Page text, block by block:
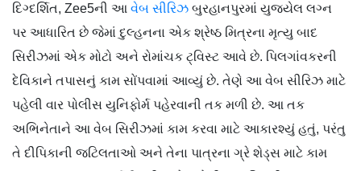
દિગ્દર્શિત, Zee5ની આ વેબ સીરિઝ બુરહાનપુરમાં યુજયેલ લગ્ન
પર આધારિત છે જેમાં દુલ્હનના એક શ્રેષ્ઠ મિત્રના મૃત્યુ બાદ
સિરીઝમાં એક મોટો અને રોમાંચક ટ્વિસ્ટ આવે છે. પિલગાંવકરની
દેવિકાને તપાસનું કામ સોંપવામાં આવ્યું છે. તેણે આ વેબ સીરિઝ માટે
પહેલી વાર પોલીસ યુનિફોર્મ પહેરવાની તક મળી છે. આ તક
અભિનેતાને આ વેબ સિરીઝમાં કામ કરવા માટે આકારશ્યું હતું, પરંતુ
તે દીપિકાની જટિલતાઓ અને તેના પાત્રના ગ્રે શેડ્સ માટે કામ